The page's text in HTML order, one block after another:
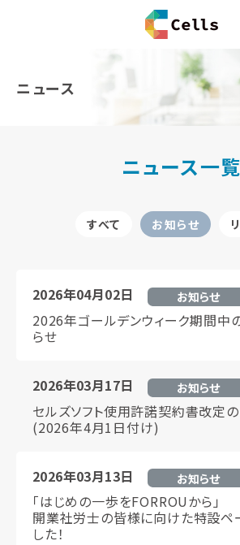
ニュース
ニュース一覧
すべて お知らせ
2026年04月02日 お知らせ
2026年ゴールデンウィーク期間中
らせ
2026年03月17日 お知らせ
セルズソフト使用許諾契約書改定
(2026年4月1日付け)
2026年03月13日 お知らせ
「はじめの一歩をFORROUから」
開業社労士の皆様に向けた特設ペ
した！